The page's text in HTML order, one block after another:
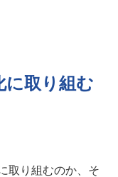
に取り組む
取り組むのか、そ